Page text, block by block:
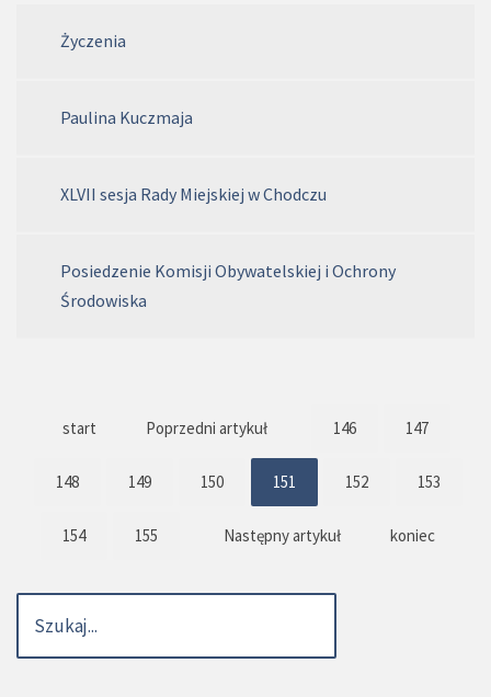
Życzenia
Paulina Kuczmaja
XLVII sesja Rady Miejskiej w Chodczu
Posiedzenie Komisji Obywatelskiej i Ochrony
Środowiska
start Poprzedni artykuł 146 147
148 149 150 151 152 153
154 155 Następny artykuł koniec